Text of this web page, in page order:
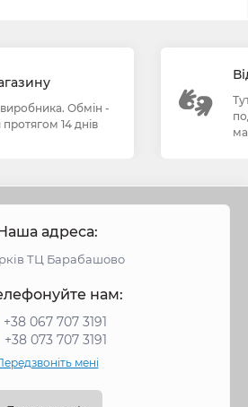
виробника. Обмін -
14 днів
адреса:
ТЦ Барабашово
нам:
+38 067 707 3191
+38 073 707 3191
мені